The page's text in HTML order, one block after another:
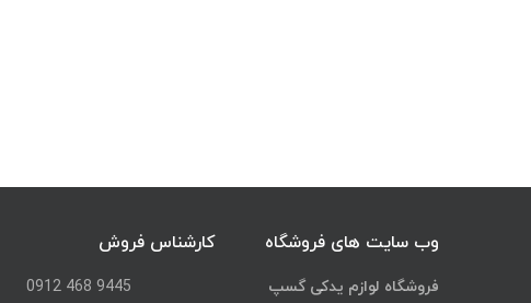
وب سایت های فروشگاه
فروشگاه لوازم یدکی گسپ
کارشناس فروش
9445 468 0912